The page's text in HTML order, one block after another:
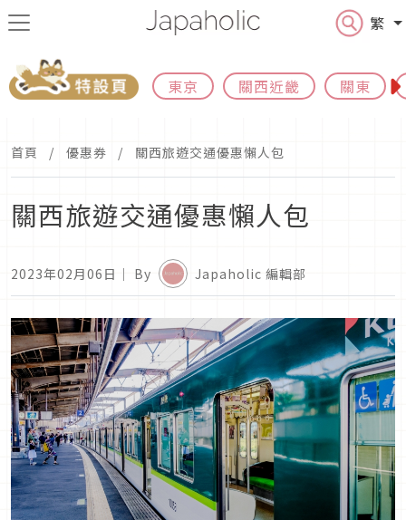
繁
東京 關西近畿 關東
首頁 優惠券 關西旅遊交通優惠懶人包
關西旅遊交通優惠懶人包
2023年02月06日 ｜ By Japaholic 編輯部